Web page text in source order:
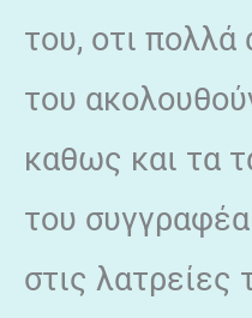
του, οτι πολλά
του
καθως και τα
του συγγραφέα
στις λατρείες